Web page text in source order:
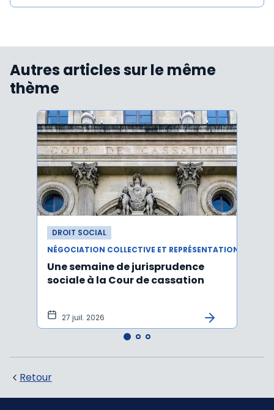
Autres articles sur le même
thème
DROIT SOCIAL
Une semaine de jurisprudence
sociale à la Cour de cassation
27 juil. 2026
Retour